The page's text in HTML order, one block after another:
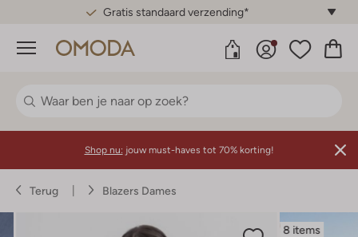
Gratis standaard verzending*
Menu
Shop nu: jouw must-haves tot 70% korting!
Terug Blazers Dames
8 items